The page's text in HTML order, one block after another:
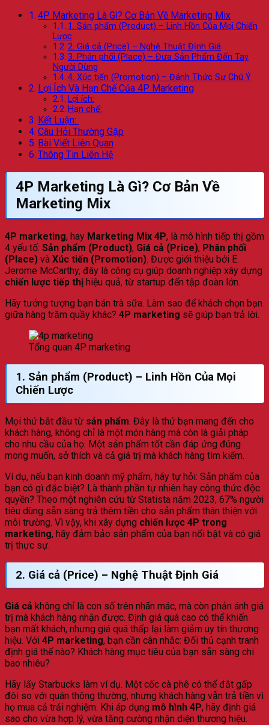
4P Marketing Là Gì? Cơ Bản Về Marketing Mix
1. Sản phẩm (Product) – Linh Hồn Của Mọi Chiến
Lược
2. Giá cả (Price) – Nghệ Thuật Định Giá
3. Phân phối (Place) – Đưa Sản Phẩm Đến Tay
Người Dùng
4. Xúc tiến (Promotion) – Đánh Thức Sự Chú Ý
Lợi Ích Và Hạn Chế Của 4P Marketing
Lợi ích:
Hạn chế:
Kết Luận:
Câu Hỏi Thường Gặp
Bài Viết Liên Quan
Thông Tin Liên Hệ
4P Marketing Là Gì? Cơ Bản Về
Marketing Mix
4P marketing, hay Marketing Mix 4P, là mô hình tiếp thị gồm
4 yếu tố: Sản phẩm (Product), Giá cả (Price), Phân phối
(Place) và Xúc tiến (Promotion). Được giới thiệu bởi E.
Jerome McCarthy, đây là công cụ giúp doanh nghiệp xây dựng
chiến lược tiếp thị hiệu quả, từ startup đến tập đoàn lớn.
Hãy tưởng tượng bạn bán trà sữa. Làm sao để khách chọn bạn
giữa hàng trăm quầy khác? 4P marketing sẽ giúp bạn trả lời.
Tổng quan 4P marketing
1. Sản phẩm (Product) – Linh Hồn Của Mọi
Chiến Lược
Mọi thứ bắt đầu từ sản phẩm. Đây là thứ bạn mang đến cho
khách hàng, không chỉ là một món hàng mà còn là giải pháp
cho nhu cầu của họ. Một sản phẩm tốt cần đáp ứng đúng
mong muốn, sở thích và cả giá trị mà khách hàng tìm kiếm.
Ví dụ, nếu bạn kinh doanh mỹ phẩm, hãy tự hỏi: Sản phẩm của
bạn có gì đặc biệt? Là thành phần tự nhiên hay công thức độc
quyền? Theo một nghiên cứu từ Statista năm 2023, 67% người
tiêu dùng sẵn sàng trả thêm tiền cho sản phẩm thân thiện với
môi trường. Vì vậy, khi xây dựng chiến lược 4P trong
marketing, hãy đảm bảo sản phẩm của bạn nổi bật và có giá
trị thực sự.
2. Giá cả (Price) – Nghệ Thuật Định Giá
Giá cả không chỉ là con số trên nhãn mác, mà còn phản ánh giá
trị mà khách hàng nhận được. Định giá quá cao có thể khiến
bạn mất khách, nhưng giá quá thấp lại làm giảm uy tín thương
hiệu. Với 4P marketing, bạn cần cân nhắc: Đối thủ cạnh tranh
định giá thế nào? Khách hàng mục tiêu của bạn sẵn sàng chi
bao nhiêu?
Hãy lấy Starbucks làm ví dụ. Một cốc cà phê có thể đắt gấp
đôi so với quán thông thường, nhưng khách hàng vẫn trả tiền vì
họ mua cả trải nghiệm. Khi áp dụng mô hình 4P, hãy định giá
sao cho vừa hợp lý, vừa tăng cường nhận diện thương hiệu.